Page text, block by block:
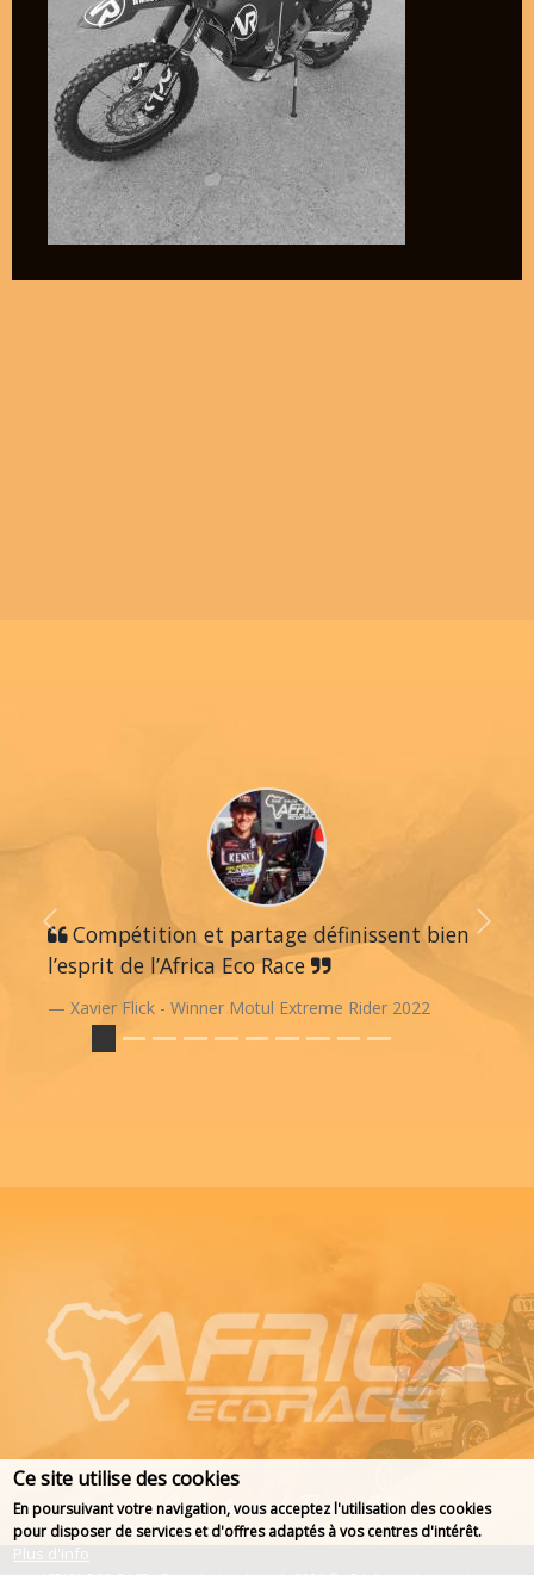
Compétition et partage définissent bien
l’esprit de l’Africa Eco Race
Xavier Flick - Winner Motul Extreme Rider 2022
Previous Next
Ce site utilise des cookies
En poursuivant votre navigation, vous acceptez l'utilisation des cookies
pour disposer de services et d'offres adaptés à vos centres d'intérêt.
Plus d'info